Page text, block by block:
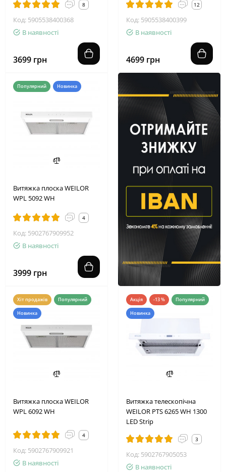
8
Код: 5905538400368
В наявності
3699 грн
12
Код: 5905538400399
В наявності
4699 грн
Популярний Новинка
Витяжка плоска WEILOR
WPL 5092 WH
4
Код: 5902767909952
В наявності
3999 грн
Хіт продажів Популярний
Новинка
Витяжка плоска WEILOR
WPL 6092 WH
4
Код: 5902767909921
В наявності
Акція -13 % Популярний
Новинка
Витяжка телескопічна
WEILOR PTS 6265 WH 1300
LED Strip
3
Код: 5902767905053
В наявності